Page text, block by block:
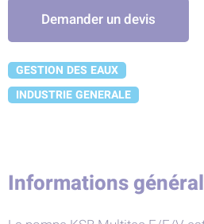
Demander un devis
GESTION DES EAUX
INDUSTRIE GENERALE
Informations